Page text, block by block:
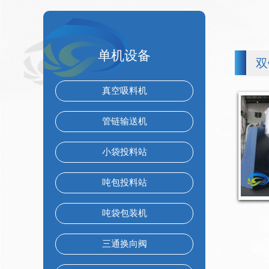
单机设备
真空吸料机
管链输送机
小袋投料站
吨包投料站
吨袋包装机
三通换向阀